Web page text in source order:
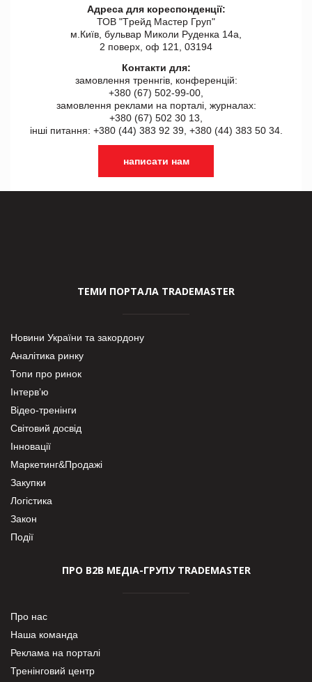
Адреса для кореспонденції:
ТОВ "Tрейд Мастер Груп"
м.Київ, бульвар Миколи Руденка 14а,
2 поверх, оф 121, 03194
Контакти для:
замовлення треннгів, конференцій:
+380 (67) 502-99-00,
замовлення реклами на порталі, журналах:
+380 (67) 502 30 13,
інші питання: +380 (44) 383 92 39, +380 (44) 383 50 34.
написати нам
ТЕМИ ПОРТАЛА TRADEMASTER
Новини України та закордону
Аналітика ринку
Топи про ринок
Інтерв’ю
Відео-тренінги
Світовий досвід
Інновації
Маркетинг&Продажі
Закупки
Логістика
Закон
Події
ПРО В2В МЕДІА-ГРУПУ TRADEMASTER
Про нас
Наша команда
Реклама на порталі
Тренінговий центр